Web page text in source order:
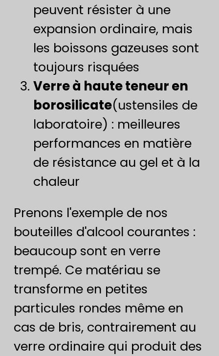
peuvent résister à une
expansion ordinaire, mais
les boissons gazeuses sont
toujours risquées
Verre à haute teneur en
borosilicate(ustensiles de
laboratoire) : meilleures
performances en matière
de résistance au gel et à la
chaleur
Prenons l'exemple de nos
bouteilles d'alcool courantes :
beaucoup sont en verre
trempé. Ce matériau se
transforme en petites
particules rondes même en
cas de bris, contrairement au
verre ordinaire qui produit des